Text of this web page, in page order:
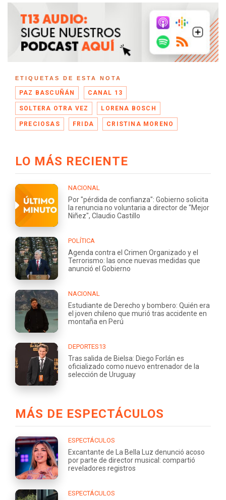
ETIQUETAS DE ESTA NOTA
PAZ BASCUÑÁN CANAL 13
SOLTERA OTRA VEZ LORENA BOSCH
PRECIOSAS FRIDA CRISTINA MORENO
LO MÁS RECIENTE
NACIONAL
Por "pérdida de confianza": Gobierno solicita
la renuncia no voluntaria a director de "Mejor
Niñez", Claudio Castillo
POLÍTICA
Agenda contra el Crimen Organizado y el
Terrorismo: las once nuevas medidas que
anunció el Gobierno
NACIONAL
Estudiante de Derecho y bombero: Quién era
el joven chileno que murió tras accidente en
montaña en Perú
DEPORTES13
Tras salida de Bielsa: Diego Forlán es
oficializado como nuevo entrenador de la
selección de Uruguay
MÁS DE ESPECTÁCULOS
ESPECTÁCULOS
Excantante de La Bella Luz denunció acoso
por parte de director musical: compartió
reveladores registros
ESPECTÁCULOS